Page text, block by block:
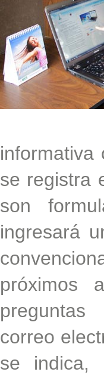
informativa
se registra
son
ingresará
próximos
preguntas
correo
se indica,